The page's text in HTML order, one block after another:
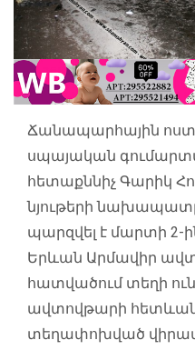
Ճանապարհային
սպայական
հետաքննիչ Գարիկ
նյութերի
պարզվել է մարտի 2-
Երևան Արմավիր
հատվածում տեղի
ավտովթարի
տեղափոխված